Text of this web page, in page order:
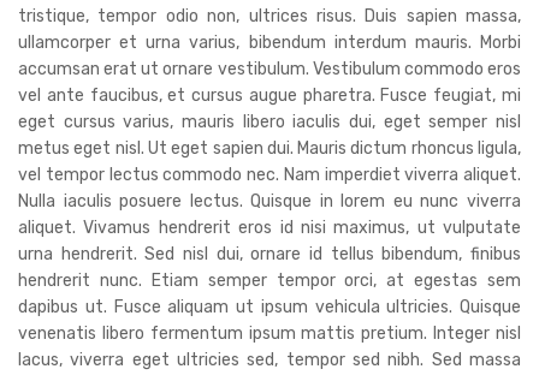
tristique, tempor odio non, ultrices risus. Duis sapien massa,
ullamcorper et urna varius, bibendum interdum mauris. Morbi
accumsan erat ut ornare vestibulum. Vestibulum commodo eros
vel ante faucibus, et cursus augue pharetra. Fusce feugiat, mi
eget cursus varius, mauris libero iaculis dui, eget semper nisl
metus eget nisl. Ut eget sapien dui. Mauris dictum rhoncus ligula,
vel tempor lectus commodo nec. Nam imperdiet viverra aliquet.
Nulla iaculis posuere lectus. Quisque in lorem eu nunc viverra
aliquet. Vivamus hendrerit eros id nisi maximus, ut vulputate
urna hendrerit. Sed nisl dui, ornare id tellus bibendum, finibus
hendrerit nunc. Etiam semper tempor orci, at egestas sem
dapibus ut. Fusce aliquam ut ipsum vehicula ultricies. Quisque
venenatis libero fermentum ipsum mattis pretium. Integer nisl
lacus, viverra eget ultricies sed, tempor sed nibh. Sed massa